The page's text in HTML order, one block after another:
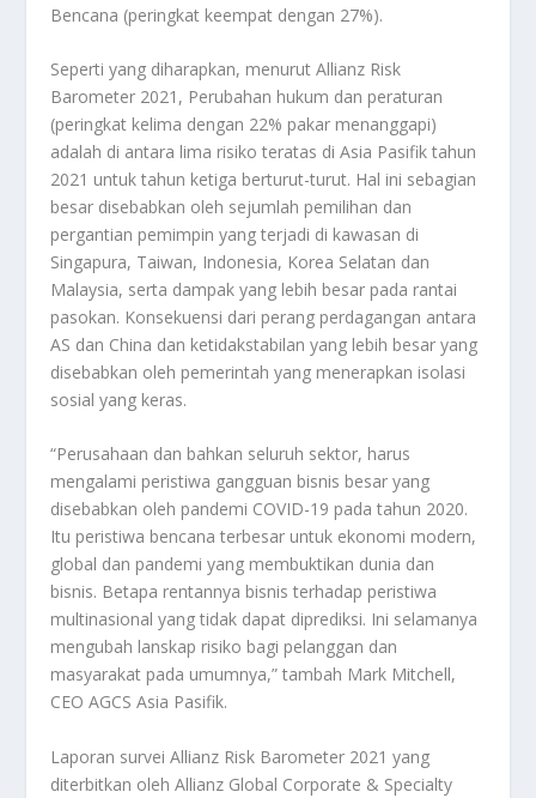
Bencana (peringkat keempat dengan 27%).
Seperti yang diharapkan, menurut Allianz Risk
Barometer 2021, Perubahan hukum dan peraturan
(peringkat kelima dengan 22% pakar menanggapi)
adalah di antara lima risiko teratas di Asia Pasifik tahun
2021 untuk tahun ketiga berturut-turut. Hal ini sebagian
besar disebabkan oleh sejumlah pemilihan dan
pergantian pemimpin yang terjadi di kawasan di
Singapura, Taiwan, Indonesia, Korea Selatan dan
Malaysia, serta dampak yang lebih besar pada rantai
pasokan. Konsekuensi dari perang perdagangan antara
AS dan China dan ketidakstabilan yang lebih besar yang
disebabkan oleh pemerintah yang menerapkan isolasi
sosial yang keras.
“Perusahaan dan bahkan seluruh sektor, harus
mengalami peristiwa gangguan bisnis besar yang
disebabkan oleh pandemi COVID-19 pada tahun 2020.
Itu peristiwa bencana terbesar untuk ekonomi modern,
global dan pandemi yang membuktikan dunia dan
bisnis. Betapa rentannya bisnis terhadap peristiwa
multinasional yang tidak dapat diprediksi. Ini selamanya
mengubah lanskap risiko bagi pelanggan dan
masyarakat pada umumnya,” tambah Mark Mitchell,
CEO AGCS Asia Pasifik.
Laporan survei Allianz Risk Barometer 2021 yang
diterbitkan oleh Allianz Global Corporate & Specialty